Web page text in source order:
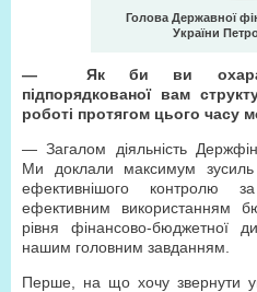
Голова Державної
України
— Як би ви
підпорядкованої вам
роботі протягом цього часу
— Загалом діяльність
Ми доклали максимум
ефективнішого контролю
ефективним використанням
рівня фінансово-бюджетної
нашим головним завданням.
Перше, на що хочу звернути